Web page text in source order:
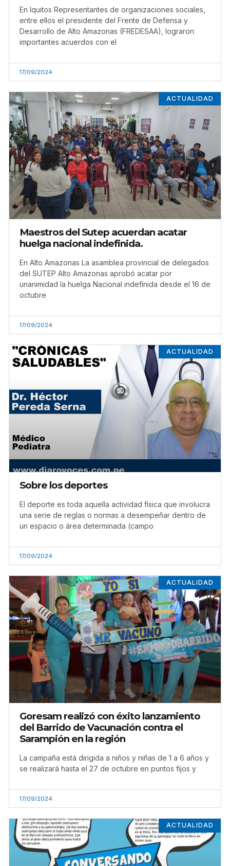
En Iquitos Representantes de organizaciones sociales,
entre ellos el presidente del Frente de Defensa y
Desarrollo de Alto Amazonas (FREDESAA), lograron
importantes acuerdos con el
17/09/2024
ACTUALIDAD
Maestros del Sutep acuerdan acatar
huelga nacional indefinida.
En Alto Amazonas La asamblea provincial de delegados
del SUTEP Alto Amazonas aprobó acatar por
unanimidad la huelga Nacional indefinida desde el 16 de
octubre
17/09/2024
ACTUALIDAD
Sobre los deportes
El deporte es toda aquella actividad física que involucra
una serie de reglas o normas a desempeñar dentro de
un espacio o área determinada (campo
17/09/2024
ACTUALIDAD
Goresam realizó con éxito lanzamiento
del Barrido de Vacunación contra el
Sarampión en la región
La campaña está dirigida a niños y niñas de 1 a 6 años y
se realizará hasta el 27 de octubre en puntos fijos y
17/09/2024
ACTUALIDAD